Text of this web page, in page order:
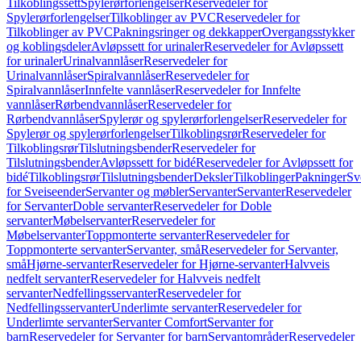
TilkoblingssettSpylerørforlengelserReservedeler for
SpylerørforlengelserTilkoblinger av PVCReservedeler for
Tilkoblinger av PVCPakningsringer og dekkapperOvergangsstykker
og koblingsdelerAvløpssett for urinalerReservedeler for Avløpssett
for urinalerUrinalvannlåserReservedeler for
UrinalvannlåserSpiralvannlåserReservedeler for
SpiralvannlåserInnfelte vannlåserReservedeler for Innfelte
vannlåserRørbendvannlåserReservedeler for
RørbendvannlåserSpylerør og spylerørforlengelserReservedeler for
Spylerør og spylerørforlengelserTilkoblingsrørReservedeler for
TilkoblingsrørTilslutningsbenderReservedeler for
TilslutningsbenderAvløpssett for bidéReservedeler for Avløpssett for
bidéTilkoblingsrørTilslutningsbenderDekslerTilkoblingerPakninger
for SveiseenderServanter og møblerServanterServanterReservedeler
for ServanterDoble servanterReservedeler for Doble
servanterMøbelservanterReservedeler for
MøbelservanterToppmonterte servanterReservedeler for
Toppmonterte servanterServanter, småReservedeler for Servanter,
småHjørne-servanterReservedeler for Hjørne-servanterHalvveis
nedfelt servanterReservedeler for Halvveis nedfelt
servanterNedfellingsservanterReservedeler for
NedfellingsservanterUnderlimte servanterReservedeler for
Underlimte servanterServanter ComfortServanter for
barnReservedeler for Servanter for barnServantområderReservedeler